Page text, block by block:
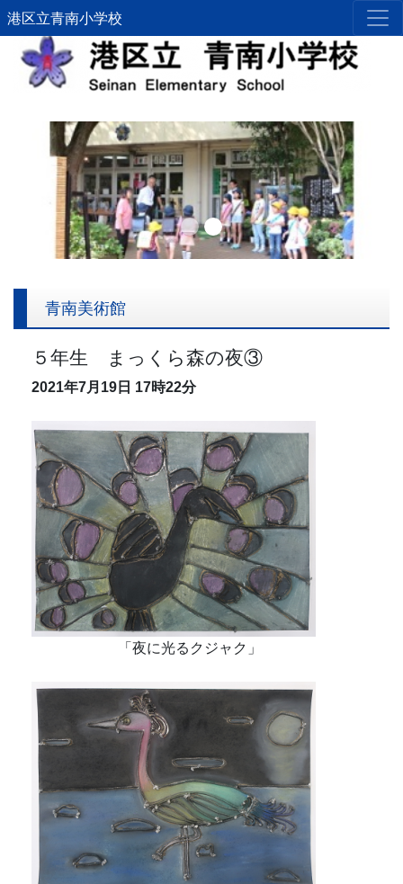
港区立青南小学校
Previous
青南美術館
５年生 まっくら森の夜③
2021年7月19日 17時22分
「夜に光るクジャク」